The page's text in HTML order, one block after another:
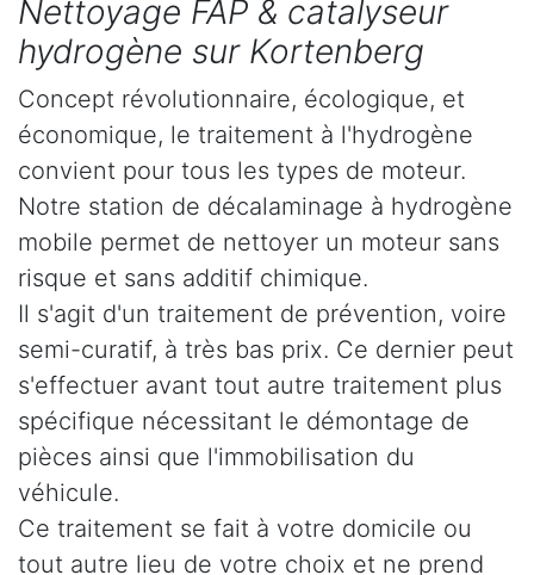
Nettoyage FAP & catalyseur
hydrogène sur Kortenberg
Concept révolutionnaire, écologique, et
économique, le traitement à l'hydrogène
convient pour tous les types de moteur.
Notre station de décalaminage à hydrogène
mobile permet de nettoyer un moteur sans
risque et sans additif chimique.
Il s'agit d'un traitement de prévention, voire
semi-curatif, à très bas prix. Ce dernier peut
s'effectuer avant tout autre traitement plus
spécifique nécessitant le démontage de
pièces ainsi que l'immobilisation du
véhicule.
Ce traitement se fait à votre domicile ou
tout autre lieu de votre choix et ne prend